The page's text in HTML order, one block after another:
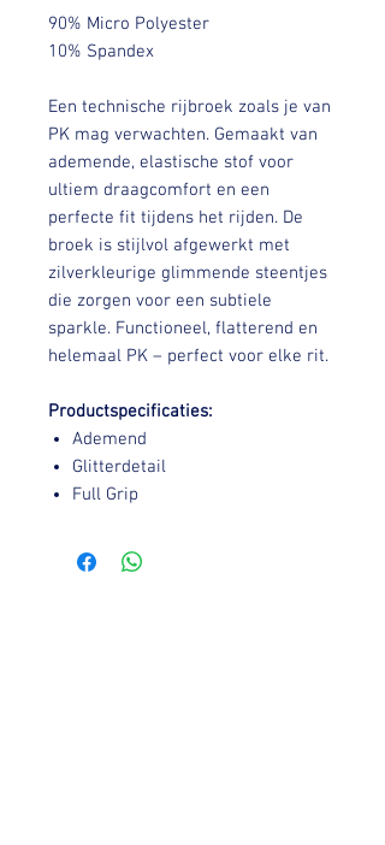
90% Micro Polyester
10% Spandex
Een technische rijbroek zoals je van
PK mag verwachten. Gemaakt van
ademende, elastische stof voor
ultiem draagcomfort en een
perfecte fit tijdens het rijden. De
broek is stijlvol afgewerkt met
zilverkleurige glimmende steentjes
die zorgen voor een subtiele
sparkle. Functioneel, flatterend en
helemaal PK – perfect voor elke rit.
Productspecificaties:
Ademend
Glitterdetail
Full Grip